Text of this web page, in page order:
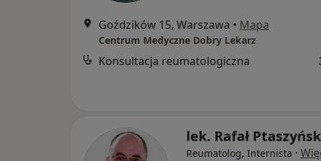
Goździków 15, Warszawa • Mapa
Centrum Medyczne Dobry Lekarz
Konsultacja reumatologiczna
lek. Rafał
Reumatolog, Internista ·